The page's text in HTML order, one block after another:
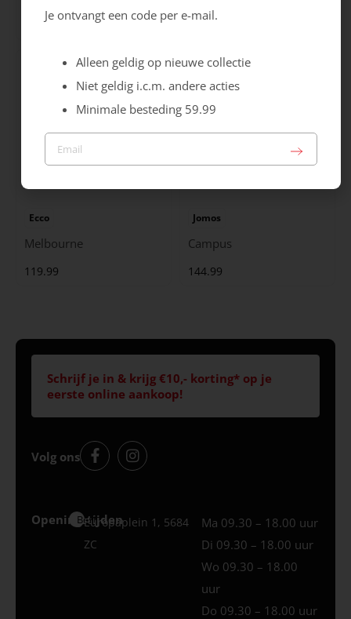
119.99
Ecco
Melbourne
119.99
Jomos
Campus
144.99
Schrijf je in & krijg €10,- korting* op je
eerste online aankoop!
Volg ons
Openingstijden
Best
Europaplein 1, 5684
ZC
Ma 09.30 – 18.00 uur
Di 09.30 – 18.00 uur
Wo 09.30 – 18.00
uur
Do 09.30 – 18.00 uur
Je ontvangt een code per e-mail.
Alleen geldig op nieuwe collectie
Niet geldig i.c.m. andere acties
Minimale besteding 59.99